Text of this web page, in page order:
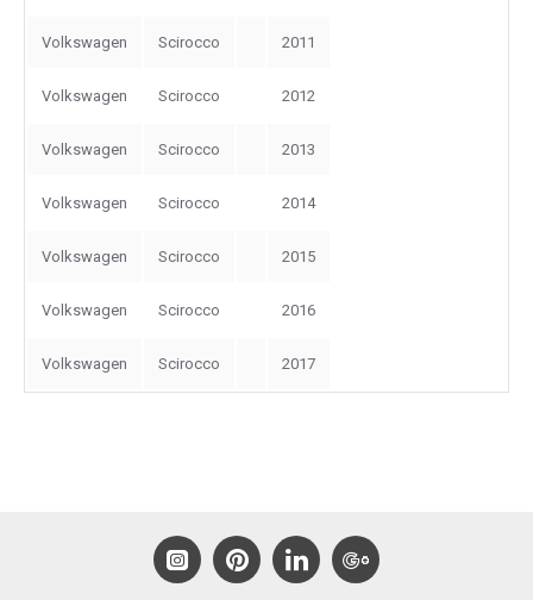
Volkswagen Scirocco 2011
Volkswagen Scirocco 2012
Volkswagen Scirocco 2013
Volkswagen Scirocco 2014
Volkswagen Scirocco 2015
Volkswagen Scirocco 2016
Volkswagen Scirocco 2017